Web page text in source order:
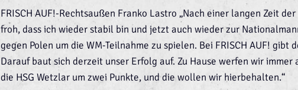
FRISCH AUF!-Rechtsaußen Franko Lastro „Nach einer langen Zeit
froh, dass ich wieder stabil bin und jetzt auch wieder zur
gegen Polen um die WM-Teilnahme zu spielen. Bei FRISCH AUF! gibt
Darauf baut sich derzeit unser Erfolg auf. Zu Hause werfen wir immer
die HSG Wetzlar um zwei Punkte, und die wollen wir hierbehalten.“